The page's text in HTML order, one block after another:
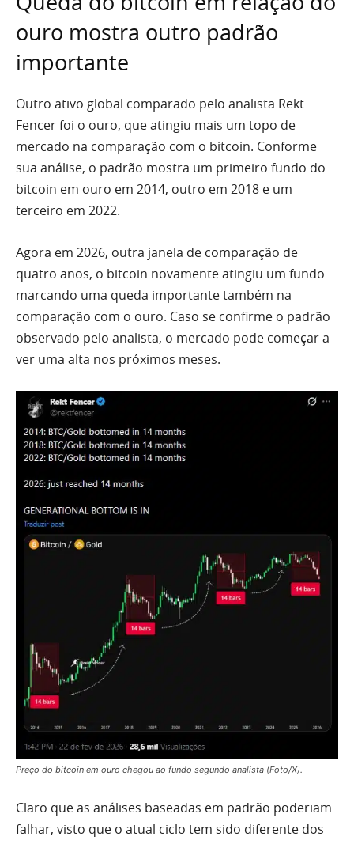
ouro mostra outro padrão
importante
Outro ativo global comparado pelo analista Rekt
Fencer foi o ouro, que atingiu mais um topo de
mercado na comparação com o bitcoin. Conforme
sua análise, o padrão mostra um primeiro fundo do
bitcoin em ouro em 2014, outro em 2018 e um
terceiro em 2022.
Agora em 2026, outra janela de comparação de
quatro anos, o bitcoin novamente atingiu um fundo
marcando uma queda importante também na
comparação com o ouro. Caso se confirme o padrão
observado pelo analista, o mercado pode começar a
ver uma alta nos próximos meses.
Preço do bitcoin em ouro chegou ao fundo segundo analista (Foto/X).
Claro que as análises baseadas em padrão poderiam
falhar, visto que o atual ciclo tem sido diferente dos